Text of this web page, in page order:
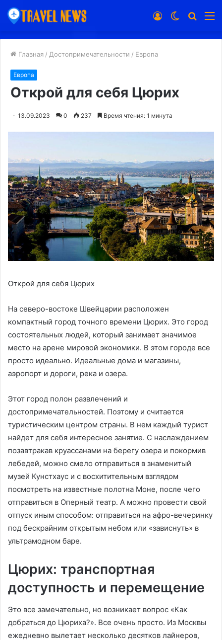
Switch
Войти
Главная / Достопримечательности / Европа
Европа
Открой для себя Цюрих
13.09.2023 0 237 Время чтения: 1 минута
Открой для себя Цюрих
На северо-востоке Швейцарии расположен
компактный город точного времени Цюрих. Это город
состоятельных людей, который занимает значимое
место на арене мировой экономики. В этом городе все
просто идеально. Идеальные дома и магазины,
аэропорт и дороги, река и озера.
Этот город полон развлечений и
достопримечательностей. Поэтому и считается
туристическим центром страны. В нем каждый турист
найдет для себя интересное занятие. С наслаждением
позавтракав круассанами на берегу озера и покормив
лебедей, можно смело отправиться в знаменитый
музей Кунстхаус и с восхитительным взглядом
посмотреть на известные полотна Моне, после чего
отправиться в Оперный театр. А можно провести свой
отпуск иным способом: отправиться на афро-вечеринку
под бескрайним открытым небом или «зависнуть» в
ультрамодном баре.
Цюрих: транспортная
доступность и перемещение
Это все замечательно, но возникает вопрос «Как
добраться до Цюриха?». Все очень просто. Из Москвы
ежедневно вылетает несколько десятков лайнеров,